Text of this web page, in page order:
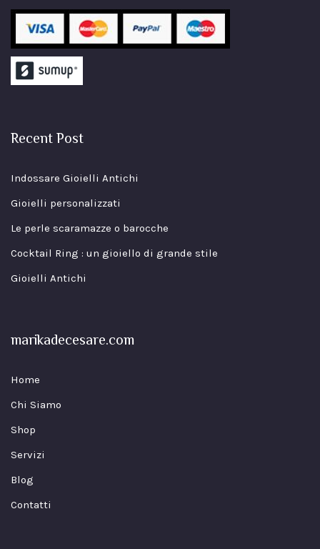
Recent Post
Indossare Gioielli Antichi
Gioielli personalizzati
Le perle scaramazze o barocche
Cocktail Ring : un gioiello di grande stile
Gioielli Antichi
marikadecesare.com
Home
Chi Siamo
Shop
Servizi
Blog
Contatti